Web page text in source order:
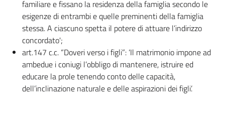
familiare e fissano la residenza della famiglia secondo le
esigenze di entrambi e quelle preminenti della famiglia
stessa. A ciascuno spetta il potere di attuare l’indirizzo
concordato';
art.147 c.c. “Doveri verso i figli”: ‘Il matrimonio impone ad
ambedue i coniugi l’obbligo di mantenere, istruire ed
educare la prole tenendo conto delle capacità,
dell’inclinazione naturale e delle aspirazioni dei figli’.